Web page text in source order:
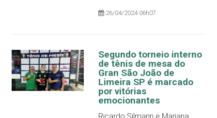
26/04/2024 06h07
Segundo torneio interno
de tênis de mesa do
Gran São João de
Limeira SP é marcado
por vitórias
emocionantes